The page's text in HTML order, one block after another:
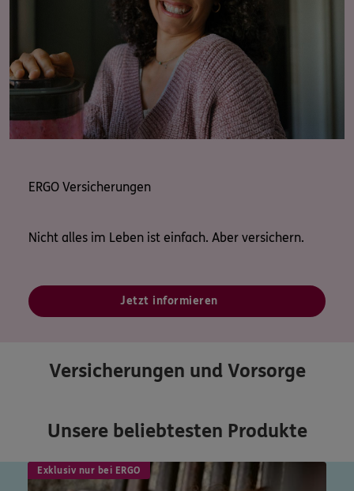
ERGO Versicherungen
Nicht alles im Leben ist einfach. Aber versichern.
Jetzt informieren
Versicherungen und Vorsorge
Unsere beliebtesten Produkte
Exklusiv nur bei ERGO